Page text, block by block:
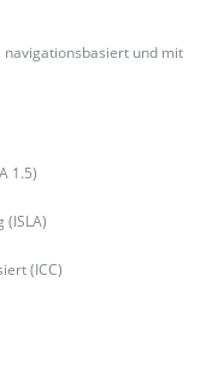
und mit
1.5)
(ICC)